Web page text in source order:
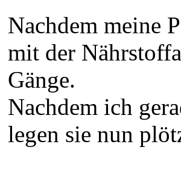
Nachdem meine
mit der
Gänge.
Nachdem ich
legen sie nun